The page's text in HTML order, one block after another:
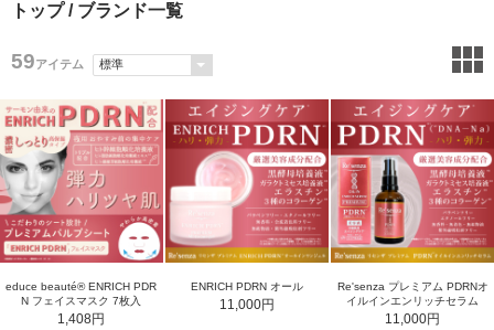
トップ/ ブランド一覧
59アイテム
educe beauté® ENRICH PDR
N フェイスマスク 7枚入
1,408円
ENRICH PDRN オール
11,000円
Re'senza プレミアム PDRNオ
イルインエンリッチセラム
11,000円